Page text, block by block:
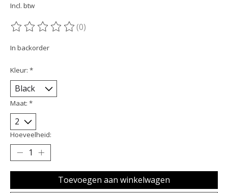
Incl. btw
De beoordeling van dit product is
(0)
In backorder
Kleur: *
Maat: *
Hoeveelheid:
Toevoegen aan winkelwagen